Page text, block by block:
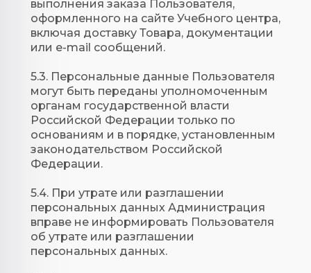
выполнения заказа Пользователя,
оформленного на сайте Учебного центра,
включая доставку Товара, документации
или e-mail сообщений.
5.3. Персональные данные Пользователя
могут быть переданы уполномоченным
органам государственной власти
Российской Федерации только по
основаниям и в порядке, установленным
законодательством Российской
Федерации.
5.4. При утрате или разглашении
персональных данных Администрация
вправе не информировать Пользователя
об утрате или разглашении
персональных данных.